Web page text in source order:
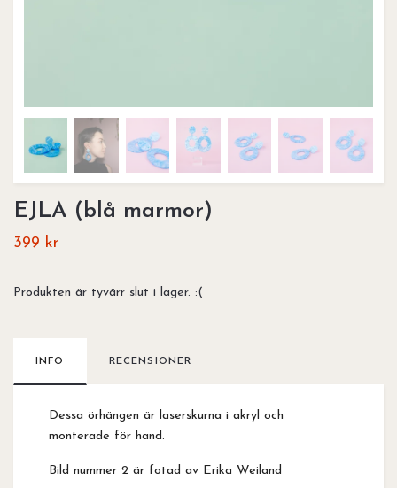
EJLA (blå marmor)
399 kr
Produkten är tyvärr slut i lager. :(
INFO RECENSIONER
Dessa örhängen är laserskurna i akryl och
monterade för hand.
Bild nummer 2 är fotad av Erika Weiland